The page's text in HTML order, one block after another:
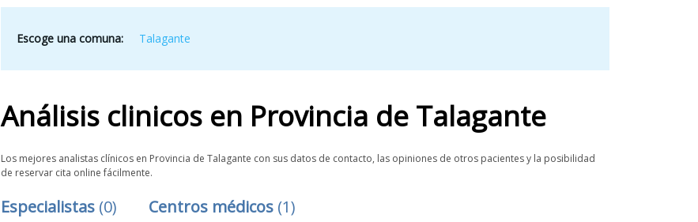
Escoge una comuna: Talagante
Análisis clinicos en Provincia de Talagante
Los mejores analistas clínicos en Provincia de Talagante con sus datos de contacto, las opiniones de otros pacientes y la posibilidad
de reservar cita online fácilmente.
Especialistas (0) Centros médicos (1)